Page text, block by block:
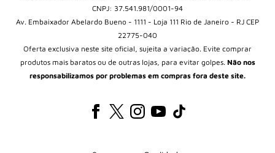
CNPJ: 37.541.981/0001-94
Av. Embaixador Abelardo Bueno - 1111 - Loja 111 Rio de Janeiro - RJ CEP
22775-040
Oferta exclusiva neste site oficial, sujeita a variação. Evite comprar
produtos mais baratos ou de outras lojas, para evitar golpes. Não nos
responsabilizamos por problemas em compras fora deste site.